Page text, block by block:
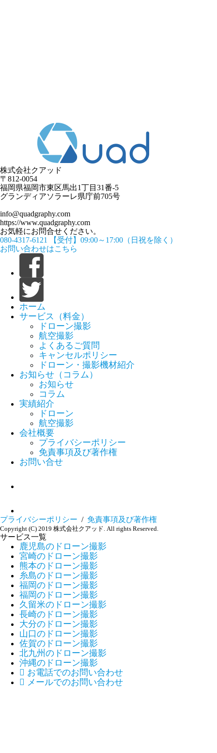
株式会社クアッド
〒812-0054
​福岡県福岡市東区馬出1丁目31番-5
グランディアソラーレ県庁前705号
info@quadgraphy.com
https://www.quadgraphy.com
お気軽にお問合せください。
080-4317-6121
【受付】09:00～17:00（日祝を除く）
お問い合わせはこちら
ホーム
サービス（料金）
ドローン撮影
航空撮影
よくあるご質問
キャンセルポリシー
ドローン・撮影機材紹介
お知らせ（コラム）
お知らせ
コラム
実績紹介
ドローン
航空撮影
会社概要
プライバシーポリシー
免責事項及び著作権
お問い合せ
プライバシーポリシー / 免責事項及び著作権
Copyright (C) 2019 株式会社クアッド. All rights Reserved.
サービス一覧
鹿児島のドローン撮影
宮崎のドローン撮影
熊本のドローン撮影
糸島のドローン撮影
福岡のドローン撮影
福岡のドローン撮影
久留米のドローン撮影
長崎のドローン撮影
大分のドローン撮影
山口のドローン撮影
佐賀のドローン撮影
北九州のドローン撮影
沖縄のドローン撮影
 お電話でのお問い合わせ
 メールでのお問い合わせ